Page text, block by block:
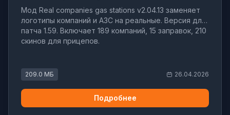
Мод Real companies gas stations v2.04.13 заменяет
логотипы компаний и АЗС на реальные. Версия для
патча 1.59. Включает 189 компаний, 15 заправок, 210
скинов для прицепов.
209.0 МБ 26.04.2026
Подробнее